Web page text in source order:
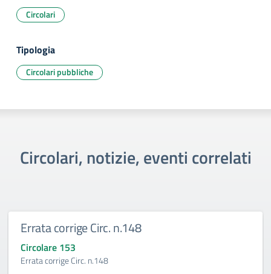
Circolari
Tipologia
Circolari pubbliche
Circolari, notizie, eventi correlati
Errata corrige Circ. n.148
Circolare 153
Errata corrige Circ. n.148